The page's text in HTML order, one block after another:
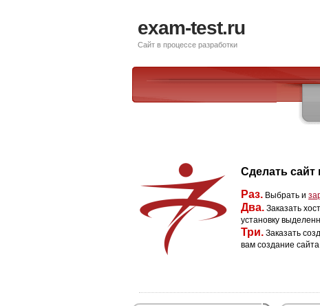
exam-test.ru
Сайт в процессе разработки
Сделать сайт
Раз. Выбрать и
Два. Заказать
установку
Три. Заказать
вам создание